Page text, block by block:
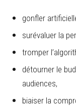
gonfler
surévaluer la
tromper
détourner le
audiences,
biaiser la